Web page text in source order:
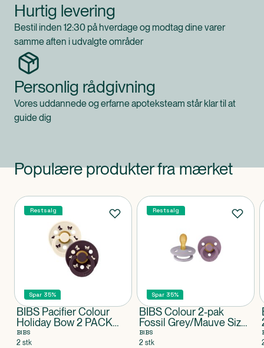
Hurtig levering
Bestil inden 12:30 på hverdage og modtag dine varer
samme aften i udvalgte områder
Personlig rådgivning
Vores uddannede og erfarne apoteksteam står klar til at
guide dig
Populære produkter fra mærket
Produkter
Restsalg
Spar 35%
BIBS Pacifier Colour
Holiday Bow 2 PACK
Latex Size 2 Ivory/Plum
BIBS
2 stk
Restsalg
Spar 35%
BIBS Colour 2-pak
Fossil Grey/Mauve Size
2
BIBS
2 stk